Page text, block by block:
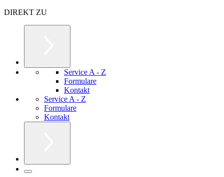
DIREKT ZU
Service A - Z
Formulare
Kontakt
Service A - Z
Formulare
Kontakt